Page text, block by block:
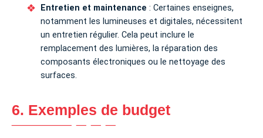
Entretien et maintenance : Certaines enseignes,
notamment les lumineuses et digitales, nécessitent
un entretien régulier. Cela peut inclure le
remplacement des lumières, la réparation des
composants électroniques ou le nettoyage des
surfaces.
6. Exemples de budget